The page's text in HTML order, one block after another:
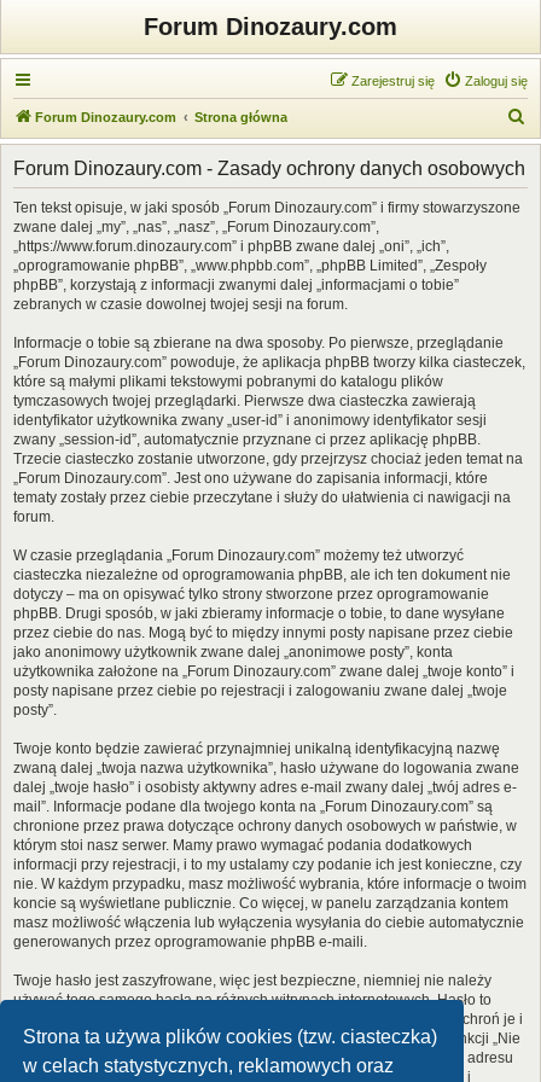
Strona ta używa plików cookies (tzw. ciasteczka)
w celach statystycznych, reklamowych oraz
Forum Dinozaury.com
Zaloguj się
Zarejestruj się
Forum Dinozaury.com Strona główna
z
Forum Dinozaury.com - Zasady ochrony danych osobowych
Ten tekst opisuje, w jaki sposób „Forum Dinozaury.com” i firmy stowarzyszone
zwane dalej „my”, „nas”, „nasz”, „Forum Dinozaury.com”,
„https://www.forum.dinozaury.com” i phpBB zwane dalej „oni”, „ich”,
„oprogramowanie phpBB”, „www.phpbb.com”, „phpBB Limited”, „Zespoły
phpBB”, korzystają z informacji zwanymi dalej „informacjami o tobie”
zebranych w czasie dowolnej twojej sesji na forum.
Informacje o tobie są zbierane na dwa sposoby. Po pierwsze, przeglądanie
„Forum Dinozaury.com” powoduje, że aplikacja phpBB tworzy kilka ciasteczek,
które są małymi plikami tekstowymi pobranymi do katalogu plików
tymczasowych twojej przeglądarki. Pierwsze dwa ciasteczka zawierają
identyfikator użytkownika zwany „user-id” i anonimowy identyfikator sesji
zwany „session-id”, automatycznie przyznane ci przez aplikację phpBB.
Trzecie ciasteczko zostanie utworzone, gdy przejrzysz chociaż jeden temat na
„Forum Dinozaury.com”. Jest ono używane do zapisania informacji, które
tematy zostały przez ciebie przeczytane i służy do ułatwienia ci nawigacji na
forum.
W czasie przeglądania „Forum Dinozaury.com” możemy też utworzyć
ciasteczka niezależne od oprogramowania phpBB, ale ich ten dokument nie
dotyczy – ma on opisywać tylko strony stworzone przez oprogramowanie
phpBB. Drugi sposób, w jaki zbieramy informacje o tobie, to dane wysyłane
przez ciebie do nas. Mogą być to między innymi posty napisane przez ciebie
jako anonimowy użytkownik zwane dalej „anonimowe posty”, konta
użytkownika założone na „Forum Dinozaury.com” zwane dalej „twoje konto” i
posty napisane przez ciebie po rejestracji i zalogowaniu zwane dalej „twoje
posty”.
Twoje konto będzie zawierać przynajmniej unikalną identyfikacyjną nazwę
zwaną dalej „twoja nazwa użytkownika”, hasło używane do logowania zwane
dalej „twoje hasło” i osobisty aktywny adres e-mail zwany dalej „twój adres e-
mail”. Informacje podane dla twojego konta na „Forum Dinozaury.com” są
chronione przez prawa dotyczące ochrony danych osobowych w państwie, w
którym stoi nasz serwer. Mamy prawo wymagać podania dodatkowych
informacji przy rejestracji, i to my ustalamy czy podanie ich jest konieczne, czy
nie. W każdym przypadku, masz możliwość wybrania, które informacje o twoim
koncie są wyświetlane publicznie. Co więcej, w panelu zarządzania kontem
masz możliwość włączenia lub wyłączenia wysyłania do ciebie automatycznie
generowanych przez oprogramowanie phpBB e-maili.
Twoje hasło jest zaszyfrowane, więc jest bezpieczne, niemniej nie należy
używać tego samego hasła na różnych witrynach internetowych. Hasło to
umożliwia dostęp do twojego konta na „Forum Dinozaury.com”, więc chroń je i
w żadnym wypadku nie podawajnikomu. Jeśli je zapomnisz, użyj funkcji „Nie
pamiętam hasła”. Witryna poprosi cię o podanie nazwy użytkownika i adresu
e-mail. Po podaniu tych danych zostanie wygenerowane nowe hasło i